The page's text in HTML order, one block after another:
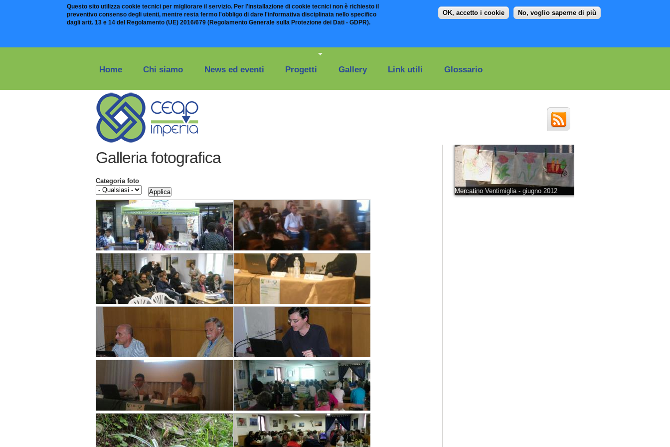
Questo sito utilizza cookie tecnici per migliorare il servizio. Per l'installazione di cookie tecnici non è richiesto il
preventivo consenso degli utenti, mentre resta fermo l'obbligo di dare l'informativa disciplinata nello specifico
dagli artt. 13 e 14 del Regolamento (UE) 2016/679 (Regolamento Generale sulla Protezione dei Dati - GDPR).
OK, accetto i cookie No, voglio saperne di più
Home Chi siamo News ed eventi Progetti Gallery Link utili Glossario
Social
media
Galleria fotografica
Categoria foto
Mercatino Ventimiglia - giugno 2012